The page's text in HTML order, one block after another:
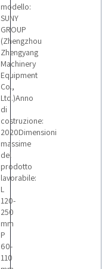
modello:
SUNY
GROUP
(Zhengzhou
Zhengyang
Machinery
Equipment
Co.,
Ltd.)Anno
di
costruzione:
2020Dimensioni
massime
del
prodotto
lavorabile:
L
120-
250
mm
P
60-
110